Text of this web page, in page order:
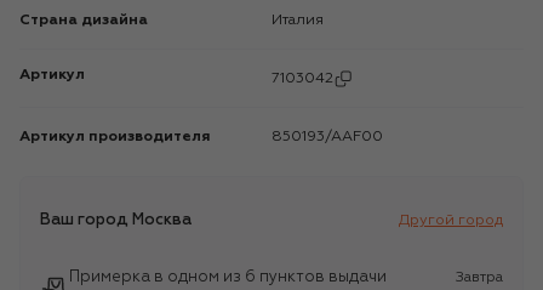
Страна дизайна Италия
Артикул 7103042
Артикул производителя 850193/AAF00
Ваш город Москва Другой город
Примерка в одном из 6 пунктов выдачи
Завтра